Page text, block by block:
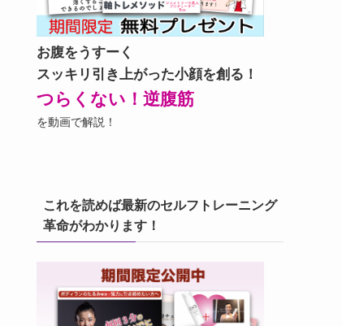
お腹をうすーく
スッキリ引き上がった小顔を創る！
つらくない！逆腹筋
を動画で解説！
これを読めば最新のセルフトレーニング
革命がわかります！